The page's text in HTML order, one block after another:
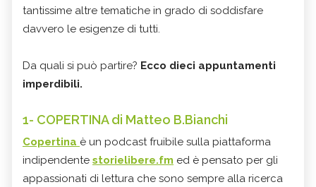
tantissime altre tematiche in grado di soddisfare
davvero le esigenze di tutti.
Da quali si può partire? Ecco dieci appuntamenti
imperdibili.
1- COPERTINA di Matteo B.Bianchi
Copertina è un podcast fruibile sulla piattaforma
indipendente storielibere.fm ed è pensato per gli
appassionati di lettura che sono sempre alla ricerca